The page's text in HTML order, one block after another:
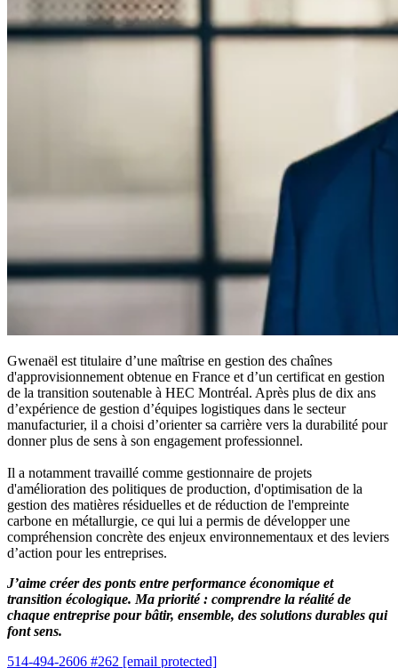
Gwenaël est titulaire d’une maîtrise en gestion des chaînes
d'approvisionnement obtenue en France et d’un certificat en gestion
de la transition soutenable à HEC Montréal. Après plus de dix ans
d’expérience de gestion d’équipes logistiques dans le secteur
manufacturier, il a choisi d’orienter sa carrière vers la durabilité pour
donner plus de sens à son engagement professionnel.
Il a notamment travaillé comme gestionnaire de projets
d'amélioration des politiques de production, d'optimisation de la
gestion des matières résiduelles et de réduction de l'empreinte
carbone en métallurgie, ce qui lui a permis de développer une
compréhension concrète des enjeux environnementaux et des leviers
d’action pour les entreprises.
J’aime créer des ponts entre performance économique et
transition écologique. Ma priorité : comprendre la réalité de
chaque entreprise pour bâtir, ensemble, des solutions durables qui
font sens.
514-494-2606 #262 [email protected]